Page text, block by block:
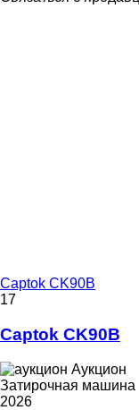
Captok CK90B
17
Captok CK90B
Аукцион
Затирочная машина
2026